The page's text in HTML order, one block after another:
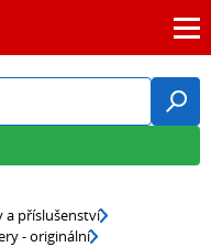
a příslušenství
- originální